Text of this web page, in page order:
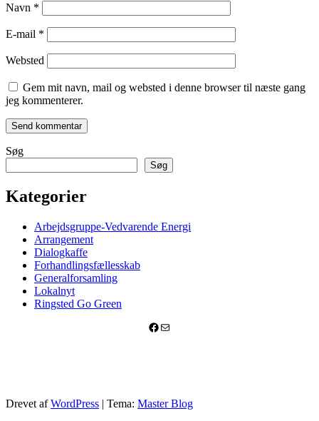
Navn *
E-mail *
Websted
Gem mit navn, mail og websted i denne browser til næste gang
jeg kommenterer.
Søg
Søg
Kategorier
Arbejdsgruppe-Vedvarende Energi
Arrangement
Dialogkaffe
Forhandlingsfællesskab
Generalforsamling
Lokalnyt
Ringsted Go Green
Facebook
Mail
Drevet afWordPress | Tema: Master Blog